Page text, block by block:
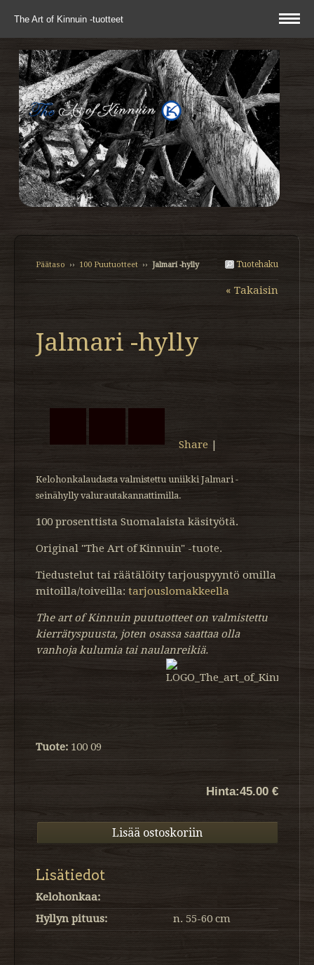
The Art of Kinnuin -tuotteet
Tuotehaku
Päätaso ›› 100 Puutuotteet ›› Jalmari -hylly
« Takaisin
Jalmari -hylly
Share |
Kelohonkalaudasta valmistettu uniikki Jalmari -
seinähylly valurautakannattimilla.
100 prosenttista Suomalaista käsityötä.
Original "The Art of Kinnuin" -tuote.
Tiedustelut tai räätälöity tarjouspyyntö omilla
mitoilla/toiveilla: tarjouslomakkeella
The art of Kinnuin puutuotteet on valmistettu
kierrätyspuusta, joten osassa saattaa olla
vanhoja kulumia tai naulanreikiä.
Tuote: 100 09
Hinta:45.00 €
Lisätiedot
Kelohonkaa:
Hyllyn pituus:
n. 55-60 cm